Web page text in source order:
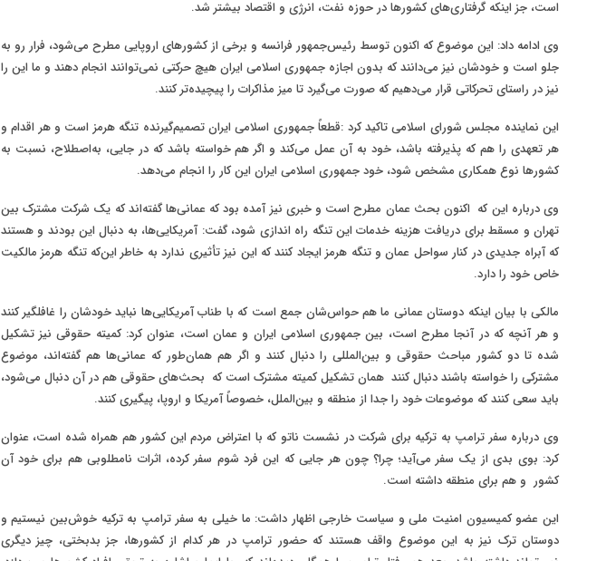
است، جز اینکه گرفتاری‌های کشورها در حوزه نفت، انرژی و اقتصاد بیشتر شد.
وی ادامه داد: این موضوع که اکنون توسط رئیس‌جمهور فرانسه و برخی از کشورهای اروپایی مطرح می‌شود، فرار رو به
جلو است و خودشان نیز می‌دانند که بدون اجازه جمهوری اسلامی ایران هیچ حرکتی نمی‌توانند انجام دهند و ما این را
نیز در راستای تحرکاتی قرار می‌دهیم که صورت می‌گیرد تا میز مذاکرات را پیچیده‌تر کنند.
این نماینده مجلس شورای اسلامی تاکید کرد :قطعاً جمهوری اسلامی ایران تصمیم‌گیرنده تنگه هرمز است و هر اقدام و
هر تعهدی را هم که پذیرفته باشد، خود به آن عمل می‌کند و اگر هم خواسته باشد که در جایی، به‌اصطلاح، نسبت به
کشورها نوع همکاری مشخص شود، خود جمهوری اسلامی ایران این کار را انجام می‌دهد.
وی درباره این که اکنون بحث عمان مطرح است و خبری نیز آمده بود که عمانی‌ها گفته‌اند که یک شرکت مشترک بین
تهران و مسقط برای دریافت هزینه خدمات این تنگه راه اندازی شود، گفت: آمریکایی‌ها، به دنبال این بودند و هستند
که آبراه جدیدی در کنار سواحل عمان و تنگه هرمز ایجاد کنند که این نیز تأثیری ندارد به خاطر این‌که تنگه هرمز مالکیت
خاص خود را دارد.
مالکی با بیان اینکه دوستان عمانی ما هم حواس‌شان جمع است که با طناب آمریکایی‌ها نباید خودشان را غافلگیر کنند
و هر آنچه که در آنجا مطرح است، بین جمهوری اسلامی ایران و عمان است، عنوان کرد: کمیته حقوقی نیز تشکیل
شده تا دو کشور مباحث حقوقی و بین‌المللی را دنبال کنند و اگر هم همان‌طور که عمانی‌ها هم گفته‌اند، موضوع
مشترکی را خواسته باشند دنبال کنند همان تشکیل کمیته مشترک است که بحث‌های حقوقی هم در آن دنبال می‌شود،
باید سعی کنند که موضوعات خود را جدا از منطقه و بین‌الملل، خصوصاً آمریکا و اروپا، پیگیری کنند.
وی درباره سفر ترامپ به ترکیه برای شرکت در نشست ناتو که با اعتراض مردم این کشور هم همراه شده است، عنوان
کرد: بوی بدی از یک سفر می‌آید؛ چرا؟ چون هر جایی که این فرد شوم سفر کرده، اثرات نامطلوبی هم برای خود آن
کشور و هم برای منطقه داشته است.
این عضو کمیسیون امنیت ملی و سیاست خارجی اظهار داشت: ما خیلی به سفر ترامپ به ترکیه خوش‌بین نیستیم و
دوستان ترک نیز به این موضوع واقف هستند که حضور ترامپ در هر کدام از کشورها، جز بدبختی، چیز دیگری